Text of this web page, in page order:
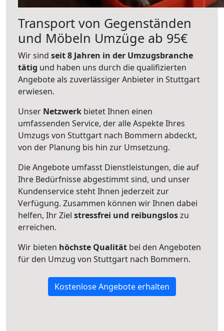
Transport von Gegenständen
und Möbeln Umzüge ab 95€
Wir sind seit 8 Jahren in der Umzugsbranche
tätig und haben uns durch die qualifizierten
Angebote als zuverlässiger Anbieter in Stuttgart
erwiesen.
Unser Netzwerk bietet Ihnen einen
umfassenden Service, der alle Aspekte Ihres
Umzugs von Stuttgart nach Bommern abdeckt,
von der Planung bis hin zur Umsetzung.
Die Angebote umfasst Dienstleistungen, die auf
Ihre Bedürfnisse abgestimmt sind, und unser
Kundenservice steht Ihnen jederzeit zur
Verfügung. Zusammen können wir Ihnen dabei
helfen, Ihr Ziel stressfrei und reibungsloszu
erreichen.
Wir bieten höchste Qualität bei den Angeboten
für den Umzug von Stuttgart nach Bommern.
Kostenlose Angebote erhalten